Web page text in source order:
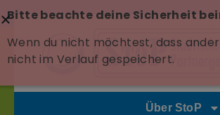
Über StoP
Bitte beachte deine Sicherheit
Wenn du nicht möchtest, dass
nicht im Verlauf gespeichert.